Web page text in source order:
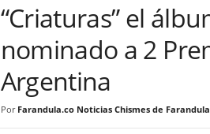
“Criaturas” el
nominado a 2
Argentina
Por Farandula.co Noticias Chismes de